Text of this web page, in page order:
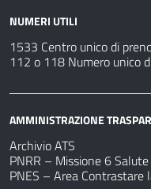
NUMERI UTILI
1533 Centro unico di
112 o 118 Numero unico
AMMINISTRAZIONE
Archivio ATS
PNRR – Missione 6 Salute
PNES – Area Contrastare